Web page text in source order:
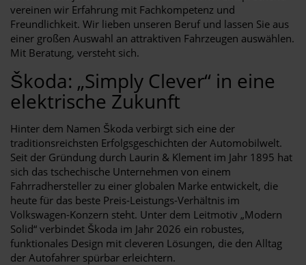
vereinen wir Erfahrung mit Fachkompetenz und
Freundlichkeit. Wir lieben unseren Beruf und lassen Sie aus
einer großen Auswahl an attraktiven Fahrzeugen auswählen.
Mit Beratung, versteht sich.
Škoda: „Simply Clever“ in eine
elektrische Zukunft
Hinter dem Namen Škoda verbirgt sich eine der
traditionsreichsten Erfolgsgeschichten der Automobilwelt.
Seit der Gründung durch Laurin & Klement im Jahr 1895 hat
sich das tschechische Unternehmen von einem
Fahrradhersteller zu einer globalen Marke entwickelt, die
heute für das beste Preis-Leistungs-Verhältnis im
Volkswagen-Konzern steht. Unter dem Leitmotiv „Modern
Solid“ verbindet Škoda im Jahr 2026 ein robustes,
funktionales Design mit cleveren Lösungen, die den Alltag
der Autofahrer spürbar erleichtern.